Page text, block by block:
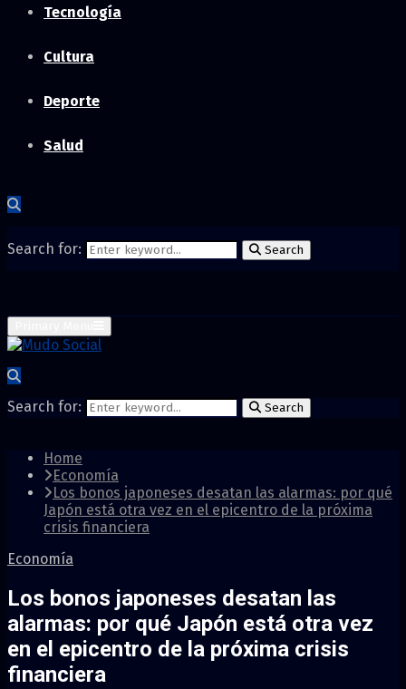
Tecnología
Cultura
Deporte
Salud
Search for: Search
Search for: Search
Home
Economía
Los bonos japoneses desatan las alarmas: por qué
Japón está otra vez en el epicentro de la próxima
crisis financiera
Economía
Los bonos japoneses desatan las
alarmas: por qué Japón está otra vez
en el epicentro de la próxima crisis
financiera